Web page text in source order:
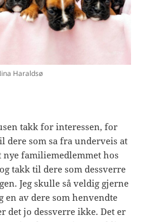
Haraldsø
takk for interessen, for
dere som sa fra underveis at
nye familiemedlemmet hos
takk til dere som dessverre
Jeg skulle så veldig gjerne
en av dere som henvendte
det jo dessverre ikke. Det er